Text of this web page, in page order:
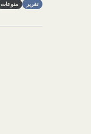
تقرير منوعات